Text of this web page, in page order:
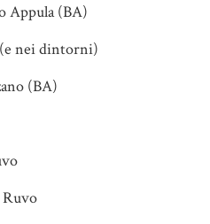
Appula (BA)
(e nei dintorni)
(BA)
Ruvo